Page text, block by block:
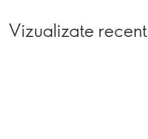
Vizualizate recent